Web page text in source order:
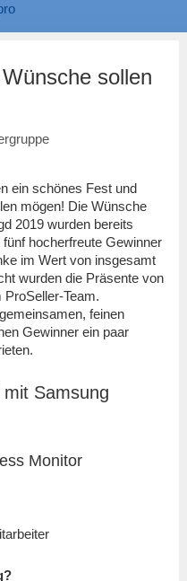
sollen
ein schönes Fest und
mögen! Die Wünsche
2019 wurden bereits
hocherfreute Gewinner
im Wert von insgesamt
wurden die Präsente von
Team.
feinen
Gewinner ein paar
mit Samsung
Monitor